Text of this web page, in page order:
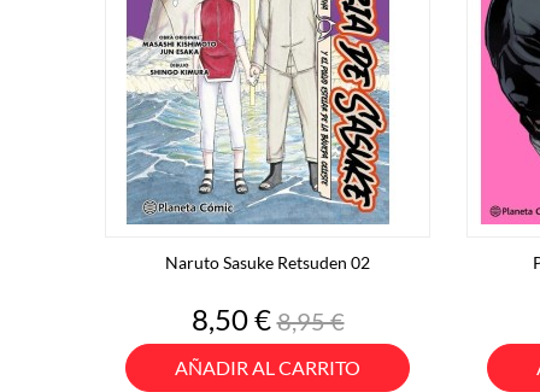
Naruto Sasuke Retsuden 02
Precio
8,50 €Precio
base
8,95 €
AÑADIR AL CARRITO